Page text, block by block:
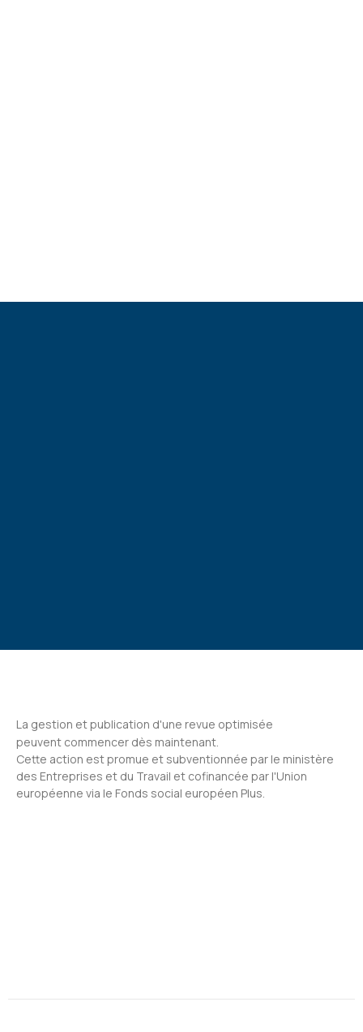
La gestion et publication d'une revue optimisée
peuvent commencer dès maintenant.
Cette action est promue et subventionnée par le ministère
des Entreprises et du Travail et cofinancée par l'Union
européenne via le Fonds social européen Plus.